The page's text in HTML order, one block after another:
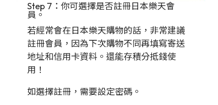
Step 7：你可選擇是否註冊日本樂天會
員。
若經常會在日本樂天購物的話，非常建議
註冊會員，因為下次購物不同再填寫寄送
地址和信用卡資料。還能存積分抵錢使
用！
如選擇註冊，需要設定密碼。